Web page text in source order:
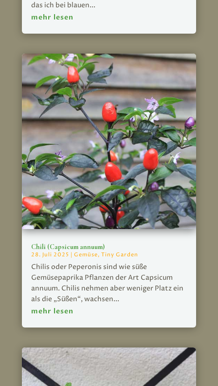
das ich bei blauen...
mehr lesen
Chili (Capsicum annuum)
28. Juli 2025 | Gemüse, Tiny Garden
Chilis oder Peperonis sind wie süße
Gemüsepaprika Pflanzen der Art Capsicum
annuum. Chilis nehmen aber weniger Platz ein
als die „Süßen“, wachsen...
mehr lesen